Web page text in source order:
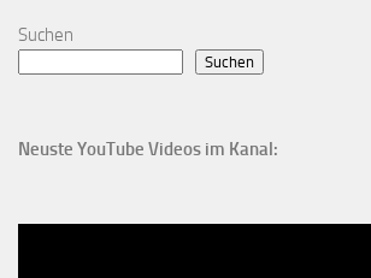
Suchen
Suchen
Neuste YouTube Videos im Kanal: